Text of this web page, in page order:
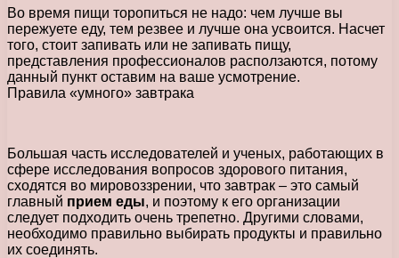
Во время пищи торопиться не надо: чем лучше вы
пережуете еду, тем резвее и лучше она усвоится. Насчет
того, стоит запивать или не запивать пищу,
представления профессионалов расползаются, потому
данный пункт оставим на ваше усмотрение.
Правила «умного» завтрака
Большая часть исследователей и ученых, работающих в
сфере исследования вопросов здорового питания,
сходятся во мировоззрении, что завтрак – это самый
главный прием еды, и поэтому к его организации
следует подходить очень трепетно. Другими словами,
необходимо правильно выбирать продукты и правильно
их соединять.